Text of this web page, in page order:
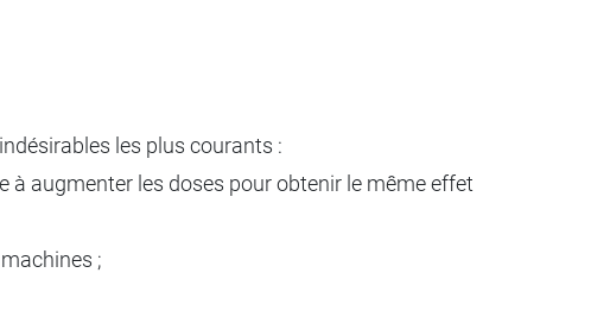
les plus courants :
augmenter les doses pour obtenir le même effet
;